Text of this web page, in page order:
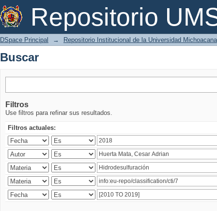
Repositorio
Buscar
DSpace Principal → Repositorio Institucional de la Universidad
Buscar
Filtros
Use filtros para refinar sus resultados.
Filtros actuales: